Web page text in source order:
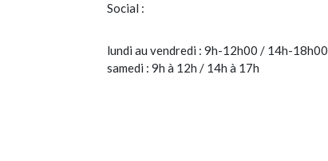
Social :
lundi au vendredi : 9h-12h00 / 14h-18h00
samedi : 9h à 12h / 14h à 17h